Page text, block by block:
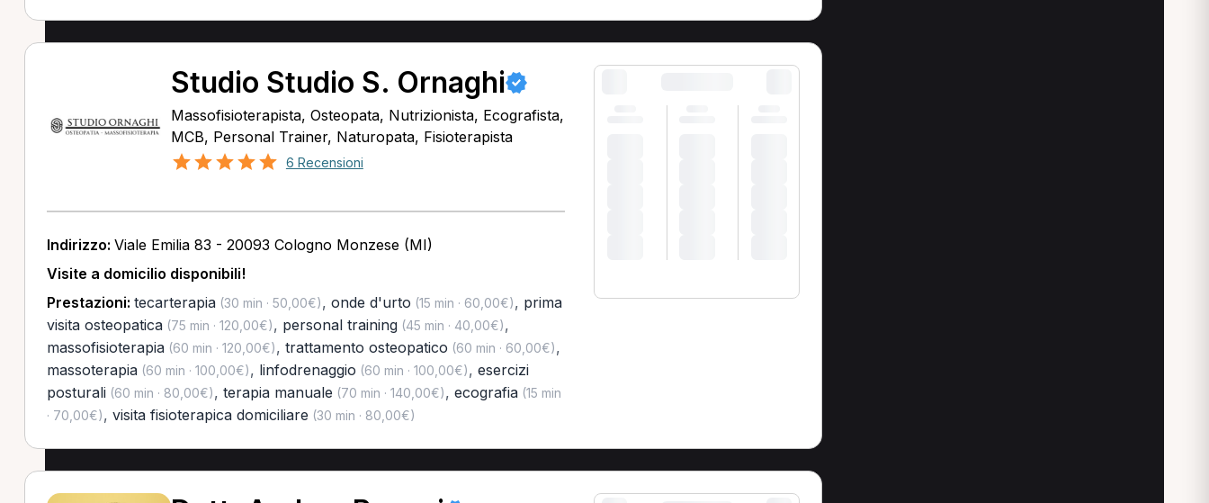
Studio Studio S. Ornaghi
Massofisioterapista, Osteopata, Nutrizionista, Ecografista,
MCB, Personal Trainer, Naturopata, Fisioterapista
6 Recensioni
Indirizzo: Viale Emilia 83 - 20093 Cologno Monzese (MI)
Visite a domicilio disponibili!
Prestazioni: tecarterapia(30 min · 50,00€), onde d'urto (15 min · 60,00€), prima
visita osteopatica(75 min · 120,00€), personal training(45 min · 40,00€),
massofisioterapia(60 min · 120,00€), trattamento osteopatico (60 min · 60,00€),
massoterapia(60 min · 100,00€), linfodrenaggio (60 min · 100,00€), esercizi
posturali(60 min · 80,00€), terapia manuale (70 min · 140,00€), ecografia(15 min
· 70,00€), visita fisioterapica domiciliare (30 min · 80,00€)